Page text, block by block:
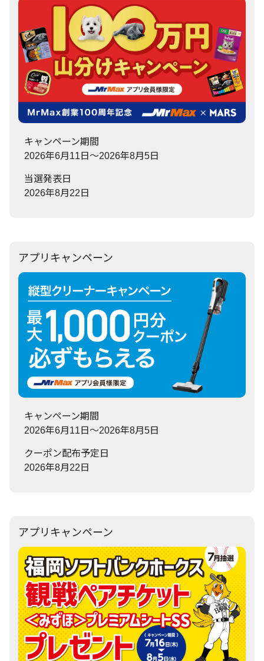
キャンペーン期間
2026年6月11日～2026年8月5日
当選発表日
2026年8月22日
アプリキャンペーン
キャンペーン期間
2026年6月11日～2026年8月5日
クーポン配布予定日
2026年8月22日
アプリキャンペーン